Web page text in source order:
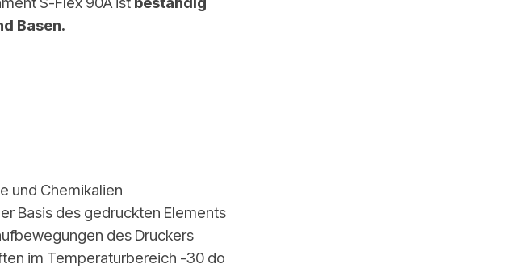
Basen.
und Chemikalien
Basis des gedruckten Elements
des Druckers
im Temperaturbereich -30 do